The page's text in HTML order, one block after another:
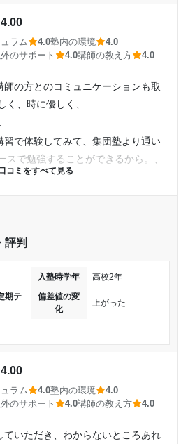
がなくなり問題解決に努めること
きめした。先生たちも手厚いサポ
安約束なしです。さいこうでしあ
ト、授業以外のコミュニケーション等)
からはイメージです。授業意外に
(1年2ヶ月)
コミをすべて見る
4.00
ラム 4.0塾内の環境
4.0
のサポート 4.0講師の教え方 4.0
の方とのコミュニケーションも取
く、時に優しく、
で体験してみて、集団塾より通い
スで勉強することができるから。、
3科目の授業をとっていたのです
、AIを使った勉強法も取り入れる
策として、オンラインでの授業がメ
程度で一対一の対面で教えてもらっ
くれるので、各科目だけでなく大
でした！
で自習室でもより集中して勉強で
評判
入塾時学年 高校2年
期テ
偏差値の変
化
上がった
4.00
ラム 4.0塾内の環境
4.0
のサポート 4.0講師の教え方 4.0
ていただき、わからないところあれ